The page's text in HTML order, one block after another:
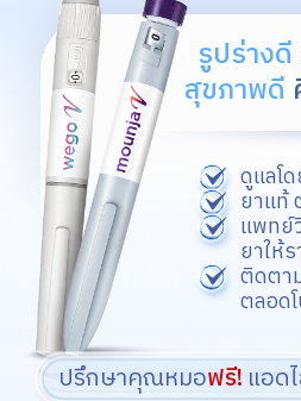
รูปร่างดี
สุขภาพดี
ดูแลโ
ยาแท้
แพทย์
ยาให้
ติดตา
ตลอด
ปรึกษาคุณหมอฟรี! แอด